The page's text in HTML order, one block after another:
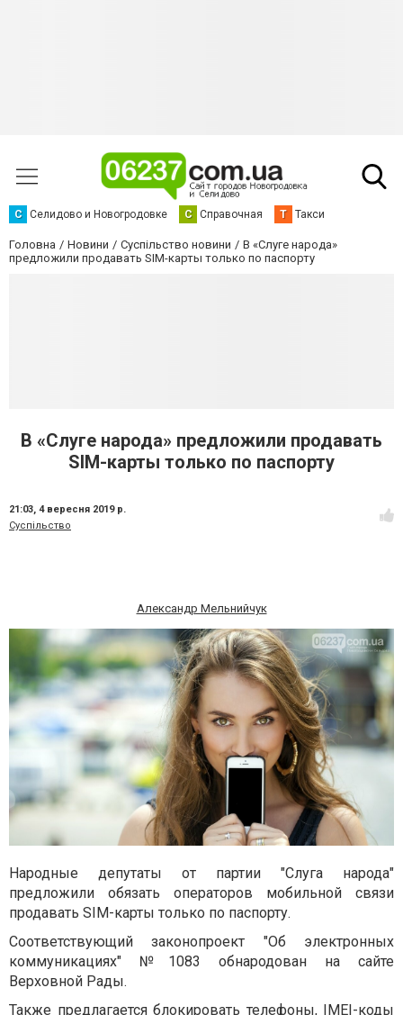
С Селидово и Новогродовке С Справочная Т Такси
Головна Новини Суспільство новини
В «Слуге народа»
предложили продавать SIM-карты только по паспорту
В «Слуге народа» предложили продавать
SIM-карты только по паспорту
21:03, 4 вересня 2019 р.
Суспільство
Александр Мельнийчук
Народные депутаты от партии "Слуга народа"
предложили обязать операторов мобильной связи
продавать SIM-карты только по паспорту.
Соответствующий законопроект "Об электронных
коммуникациях" №1083 обнародован на сайте
Верховной Рады.
Также предлагается блокировать телефоны, IMEI-коды